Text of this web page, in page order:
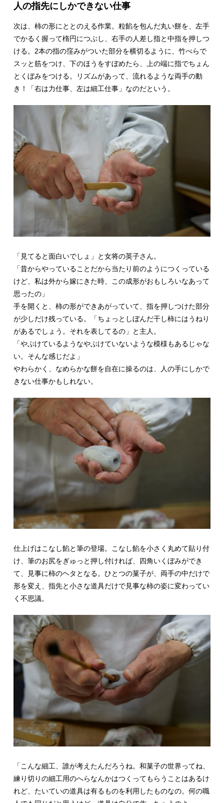
人の指先にしかできない仕事
次は、柿の形にととのえる作業。粒餡を包んだ丸い餅を、左手
でかるく握って楕円につぶし、右手の人差し指と中指を押しつ
ける。2本の指の窪みがついた部分を横切るように、竹べらで
スッと筋をつけ、下のほうをすぼめたら、上の端に指でちょん
とくぼみをつける。リズムがあって、流れるような両手の動
き！「右は力仕事、左は細工仕事」なのだという。
「見てると面白いでしょ」と女将の英子さん。
「昔からやっていることだから当たり前のようにつくっている
けど、私は外から嫁にきた時、この成形がおもしろいなあって
思ったの」
手を開くと、柿の形ができあがっていて、指を押しつけた部分
が少しだけ残っている。「ちょっとしぼんだ干し柿にはうねり
があるでしょう。それを表してるの」と主人。
「やぶけているようなやぶけていないような模様もあるじゃな
い。そんな感じだよ」
やわらかく、なめらかな餅を自在に操るのは、人の手にしかで
きない仕事かもしれない。
仕上げはこなし餡と筆の登場。こなし餡を小さく丸めて貼り付
け、筆のお尻をぎゅっと押し付ければ、四角いくぼみができ
て、見事に柿のヘタとなる。ひとつの菓子が、両手の中だけで
形を変え、指先と小さな道具だけで見事な柿の姿に変わってい
く不思議。
「こんな細工、誰が考えたんだろうね。和菓子の世界ってね、
練り切りの細工用のへらなんかはつくってもらうことはあるけ
れど、たいていの道具は有るものを利用したものなの。何の職